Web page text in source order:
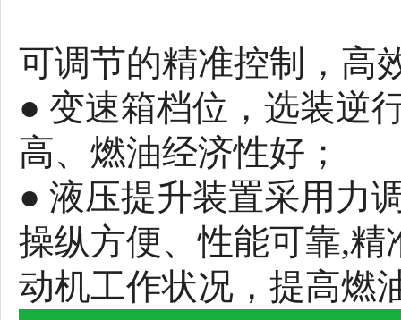
可调节的精准控制，高
● 变速箱档位，选装逆
高、燃油经济性好；
● 液压提升装置采用力
操纵方便、性能可靠,
动机工作状况，提高燃